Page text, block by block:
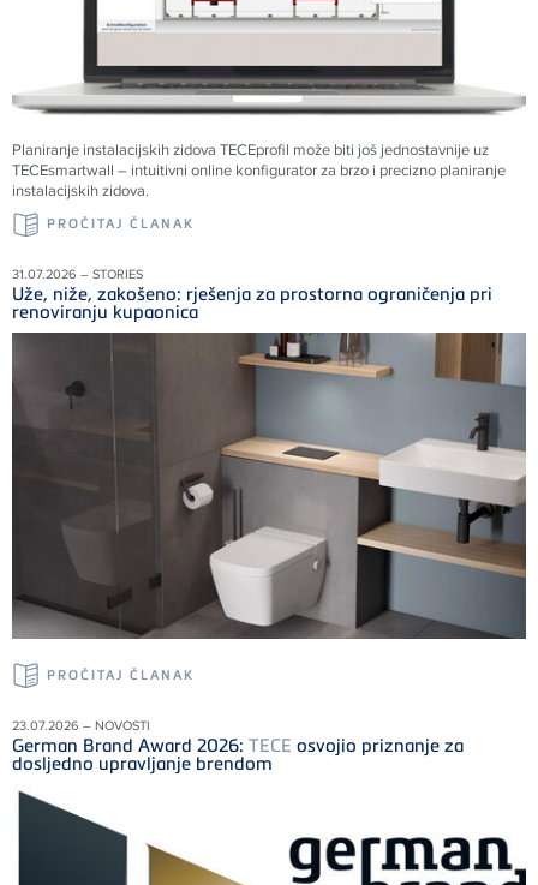
Planiranje instalacijskih zidova TECEprofil može biti još jednostavnije uz
TECEsmartwall – intuitivni online konfigurator za brzo i precizno planiranje
instalacijskih zidova.
PROČITAJ ČLANAK
31.07.2026 – STORIES
Uže, niže, zakošeno: rješenja za prostorna ograničenja pri
renoviranju kupaonica
PROČITAJ ČLANAK
23.07.2026 – NOVOSTI
German Brand Award 2026: TECE osvojio priznanje za
dosljedno upravljanje brendom